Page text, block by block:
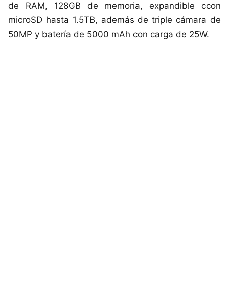
de RAM, 128GB de memoria, expandible ccon
microSD hasta 1.5TB, además de triple cámara de
50MP y batería de 5000 mAh con carga de 25W.